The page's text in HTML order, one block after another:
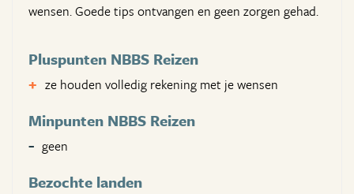
wensen. Goede tips ontvangen en geen zorgen gehad.
Pluspunten NBBS Reizen
ze houden volledig rekening met je wensen
Minpunten NBBS Reizen
geen
Bezochte landen